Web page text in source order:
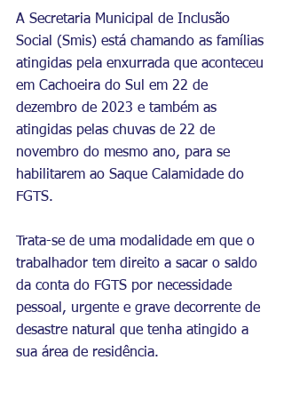
A Secretaria Municipal de Inclusão
Social (Smis) está chamando as famílias
atingidas pela enxurrada que aconteceu
em Cachoeira do Sul em 22 de
dezembro de 2023 e também as
atingidas pelas chuvas de 22 de
novembro do mesmo ano, para se
habilitarem ao Saque Calamidade do
FGTS.
Trata-se de uma modalidade em que o
trabalhador tem direito a sacar o saldo
da conta do FGTS por necessidade
pessoal, urgente e grave decorrente de
desastre natural que tenha atingido a
sua área de residência.